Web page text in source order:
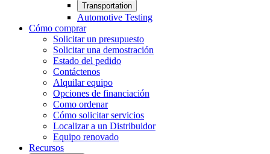
Transportation
Automotive Testing
Cómo comprar
Solicitar un presupuesto
Solicitar una demostración
Estado del pedido
Contáctenos
Alquilar equipo
Opciones de financiación
Como ordenar
Cómo solicitar servicios
Localizar a un Distribuidor
Equipo renovado
Recursos